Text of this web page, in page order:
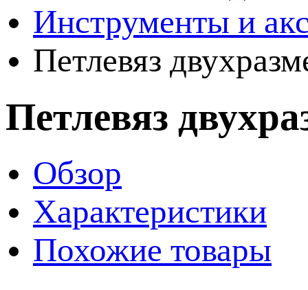
Инструменты и
Петлевяз
Петлевяз
Обзор
Характеристики
Похожие товары